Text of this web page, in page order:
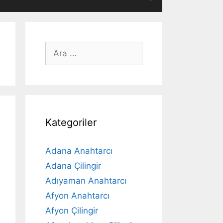
için
Kategoriler
Adana Anahtarcı
Adana Çilingir
Adıyaman Anahtarcı
Afyon Anahtarcı
Afyon Çilingir